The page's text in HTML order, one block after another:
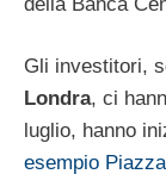
Gli investitori,
Londra, ci
luglio, hanno
esempio